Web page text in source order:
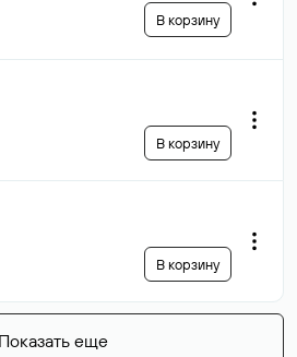
В корзину
В корзину
В корзину
Показать еще